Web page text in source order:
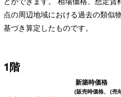
点の周辺地域における過去の類似
基づき算定したものです。
1階
新築時価格
(販売時価格、 (売